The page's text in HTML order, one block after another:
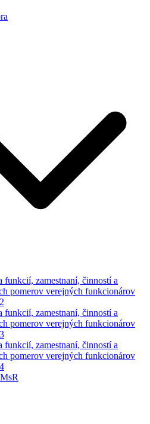
funkcií, zamestnaní, činností a
pomerov verejných funkcionárov
funkcií, zamestnaní, činností a
pomerov verejných funkcionárov
funkcií, zamestnaní, činností a
pomerov verejných funkcionárov